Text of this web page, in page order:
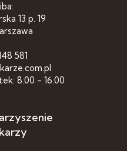
13 p. 19
581
8:00 - 16:00